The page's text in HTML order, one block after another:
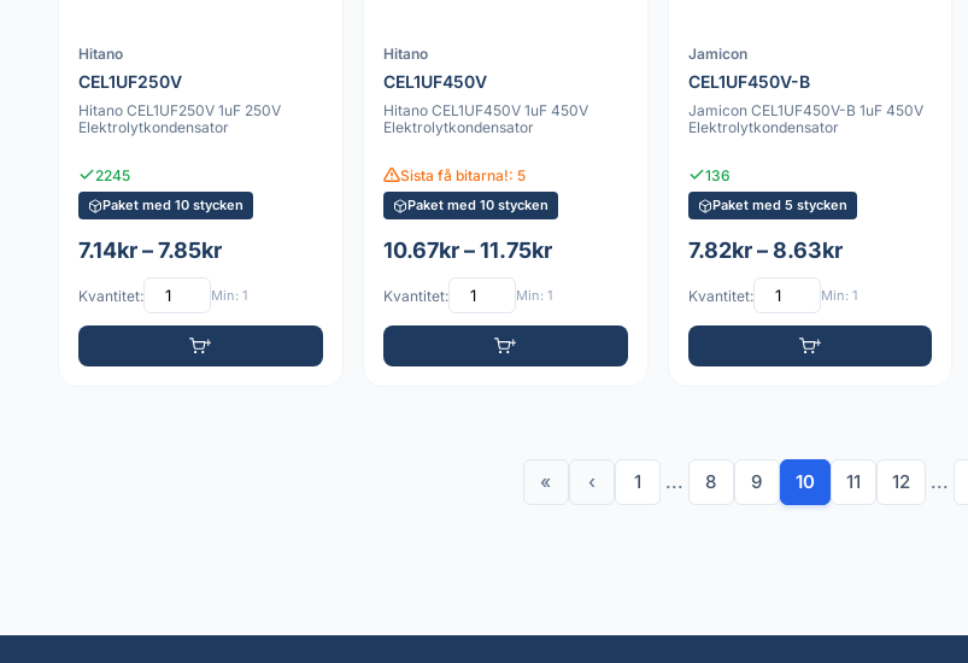
Hitano
CEL1UF250V
Hitano CEL1UF250V 1uF 250V
Elektrolytkondensator
2245
Paket med 10 stycken
7.14kr – 7.85kr
Kvantitet: Min: 1
Hitano
CEL1UF450V
Hitano CEL1UF450V 1uF 450V
Elektrolytkondensator
Sista få bitarna!: 5
Paket med 10 stycken
10.67kr – 11.75kr
Kvantitet: Min: 1
Jamicon
CEL1UF450V-B
Jamicon CEL1UF450V-B 1uF 450V
Elektrolytkondensator
136
Paket med 5 stycken
7.82kr – 8.63kr
Kvantitet: Min: 1
« ‹ 1 ... 8 9 10 11 12 ...